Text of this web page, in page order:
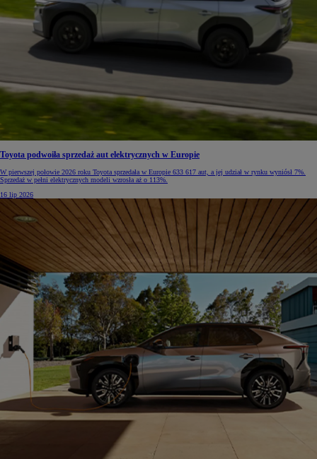
Toyota podwoiła sprzedaż aut elektrycznych w Europie
W pierwszej połowie 2026 roku Toyota sprzedała w Europie 633 617 aut, a jej udział w rynku wyniósł 7%.
Sprzedaż w pełni elektrycznych modeli wzrosła aż o 113%.
16 lip 2026